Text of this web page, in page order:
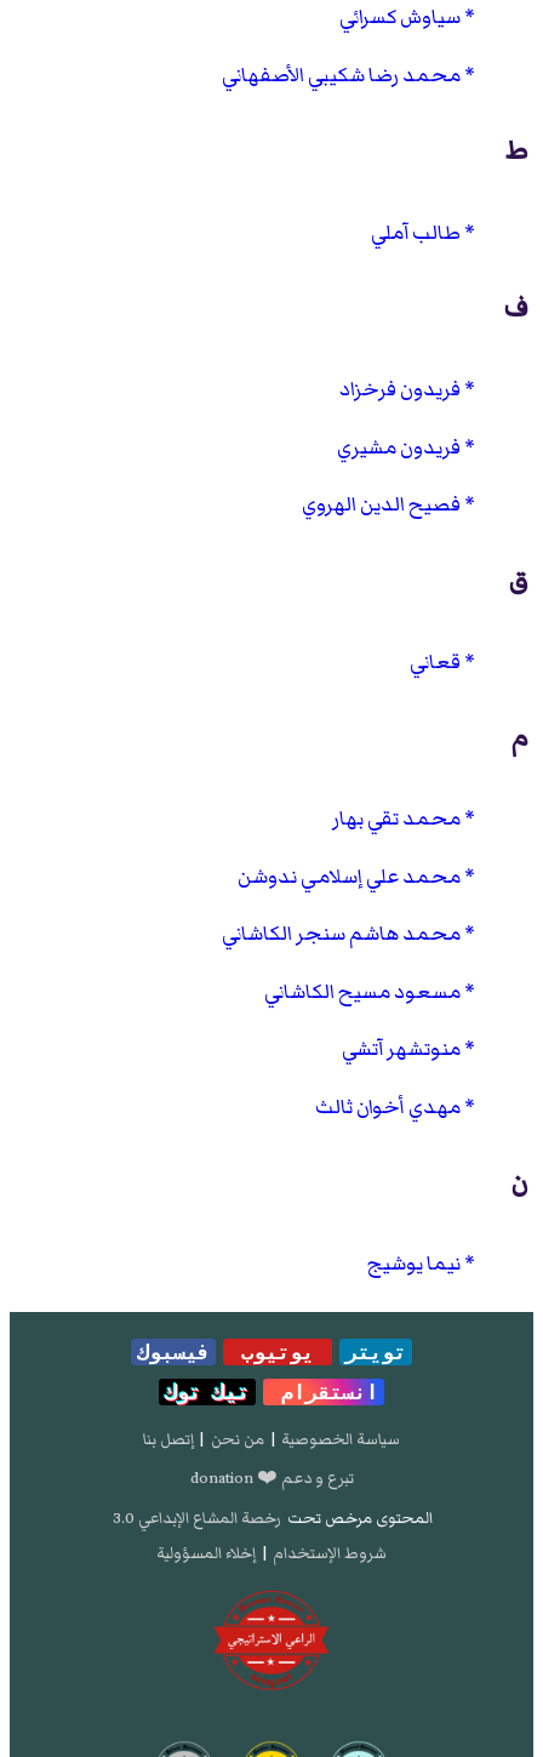
سياوش كسرائي
محمد رضا شكيبي الأصفهاني
ط
طالب آملي
ف
فريدون فرخزاد
فريدون مشيري
فصيح الدين الهروي
ق
قعاني
م
محمد تقي بهار
محمد علي إسلامي ندوشن
محمد هاشم سنجر الكاشاني
مسعود مسيح الكاشاني
منوتشهر آتشي
مهدي أخوان ثالث
ن
نيما يوشيج
تويتر يوتيوب
فيسبوك
انستقرام
تيك توك
سياسة الخصوصية | من نحن | إتصل بنا
تبرع و دعم ❤️ donation
المحتوى مرخص تحت رخصة المشاع الإبداعي 3.0
شروط الإستخدام | إخلاء المسؤولية